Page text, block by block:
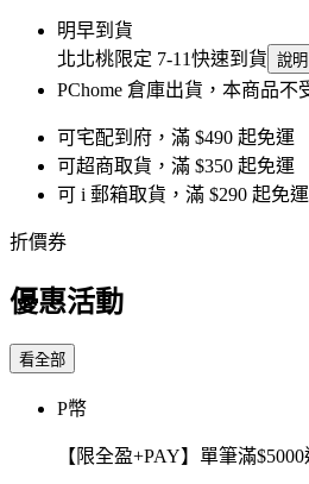
明早到貨
北北桃限定 7-11快速到貨 說明
PChome 倉庫出貨，本商品不
可宅配到府，滿 $490 起免運
可超商取貨，滿 $350 起免運
可 i 郵箱取貨，滿 $290 起免運
折價券
優惠活動
看全部
P幣
【限全盈+PAY】單筆滿